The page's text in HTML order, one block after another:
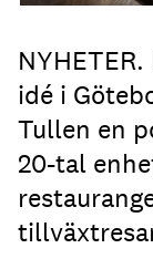
idé i
Tullen en
20-tal